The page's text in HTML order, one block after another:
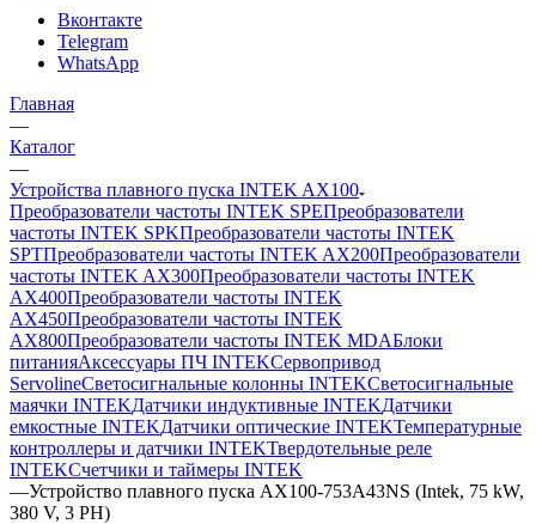
Вконтакте
Telegram
WhatsApp
Главная
—
Каталог
—
Устройства плавного пуска INTEK AX100
Преобразователи частоты INTEK SPEПреобразователи
частоты INTEK SPKПреобразователи частоты INTEK
SPTПреобразователи частоты INTEK AX200Преобразователи
частоты INTEK AX300Преобразователи частоты INTEK
AX400Преобразователи частоты INTEK
AX450Преобразователи частоты INTEK
AX800Преобразователи частоты INTEK MDAБлоки
питанияАксессуары ПЧ INTEKСервопривод
ServolineСветосигнальные колонны INTEKСветосигнальные
маячки INTEKДатчики индуктивные INTEKДатчики
емкостные INTEKДатчики оптические INTEKТемпературные
контроллеры и датчики INTEKТвердотельные реле
INTEKСчетчики и таймеры INTEK
—Устройство плавного пуска AX100-753A43NS (Intek, 75 kW,
380 V, 3 PH)